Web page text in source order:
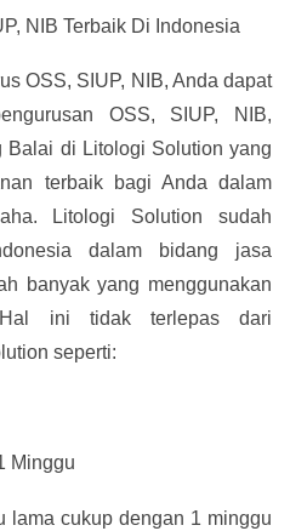
NIB Terbaik Di Indonesia
OSS, SIUP, NIB, Anda dapat
OSS, SIUP, NIB,
Balai di Litologi Solution yang
terbaik bagi Anda dalam
Litologi Solution sudah
dalam bidang jasa
banyak yang menggunakan
ini tidak terlepas dari
seperti:
Minggu
lama cukup dengan 1 minggu